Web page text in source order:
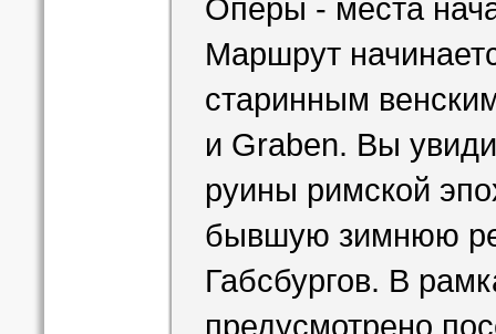
Оперы - места
Маршрут
старинным
и Graben. Вы
руины римской
бывшую зимнюю
Габсбургов. В